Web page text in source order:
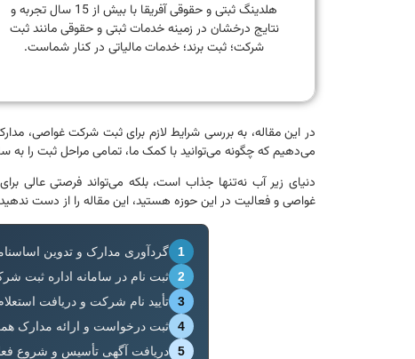
هلدینگ ثبتی و حقوقی آفریقا با بیش از 15 سال تجربه و
نتایج درخشان در زمینه خدمات ثبتی و حقوقی مانند ثبت
شرکت؛ ثبت برند؛ خدمات مالیاتی در کنار شماست.
در این مقاله، به بررسی شرایط لازم برای ثبت شرکت غواصی،
می‌دهیم که چگونه می‌توانید با کمک ما، تمامی مراحل ثبت را به
دنیای زیر آب نه‌تنها جذاب است، بلکه می‌تواند فرصتی عالی
غواصی و فعالیت در این حوزه هستید، این مقاله را از دست
1
گردآوری مدارک و تدوین
2
ثبت نام در سامانه اداره ثبت
3
تأیید نام شرکت و دریافت
4
ثبت درخواست و ارائه مدارک
5
دریافت آگهی تأسیس و شروع